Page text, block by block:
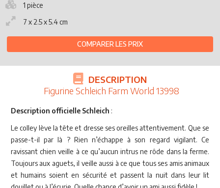
1 pièce
7 x 2.5 x 5.4 cm
COMPARER LES PRIX
DESCRIPTION
Figurine Schleich Farm World 13998
Description officielle Schleich :
Le colley lève la tête et dresse ses oreilles attentivement. Que se
passe-t-il par là ? Rien n’échappe à son regard vigilant. Ce
ravissant chien veille à ce qu’aucun intrus ne rôde dans la ferme.
Toujours aux aguets, il veille aussi à ce que tous ses amis animaux
et humains soient en sécurité et passent la nuit dans leur lit